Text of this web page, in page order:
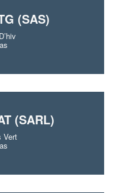
(SAS)
(SARL)
Vert